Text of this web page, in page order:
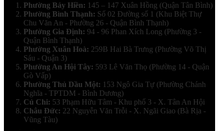
Phường Bảy Hiền: 145 – 147 Xuân Hồng (Quận Tân Bình)
Phường Bình Thạnh: Số 02 Đường số 1 (Khu Biệt Thự
Chu Văn An - Phường 26 - Quận Bình Thạnh)
Phường Gia Định: 94 - 96 Phan Xích Long (Phường 3 -
Quận Bình Thạnh)
Phường Xuân Hoà: 259B Hai Bà Trưng (Phường Võ Thị
Sáu - Quận 3)
Phường An Hội Tây: 593 Lê Văn Thọ (Phường 14 - Quận
Gò Vấp)
Phường Thủ Dầu Một: 153 Ngô Gia Tự (Phường Chánh
Nghĩa - TPTDM - Bình Dương)
Củ Chi: 53 Phạm Hữu Tâm - Khu phố 3 - X. Tân An Hội
Châu Đức: 22 Nguyễn Văn Trỗi - X. Ngãi Giao (Bà Rịa -
Vũng Tàu)